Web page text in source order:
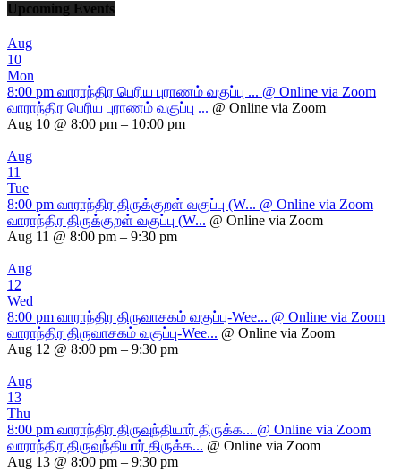
Upcoming Events
Aug
10
Mon
8:00 pm வாராந்திர பெரிய புராணம் வகுப்பு ... @ Online via Zoom
வாராந்திர பெரிய புராணம் வகுப்பு ... @ Online via Zoom
Aug 10 @ 8:00 pm – 10:00 pm
Aug
11
Tue
8:00 pm வாராந்திர திருக்குறள் வகுப்பு (W... @ Online via Zoom
வாராந்திர திருக்குறள் வகுப்பு (W... @ Online via Zoom
Aug 11 @ 8:00 pm – 9:30 pm
Aug
12
Wed
8:00 pm வாராந்திர திருவாசகம் வகுப்பு-Wee... @ Online via Zoom
வாராந்திர திருவாசகம் வகுப்பு-Wee... @ Online via Zoom
Aug 12 @ 8:00 pm – 9:30 pm
Aug
13
Thu
8:00 pm வாராந்திர திருவுந்தியார் திருக்க... @ Online via Zoom
வாராந்திர திருவுந்தியார் திருக்க... @ Online via Zoom
Aug 13 @ 8:00 pm – 9:30 pm